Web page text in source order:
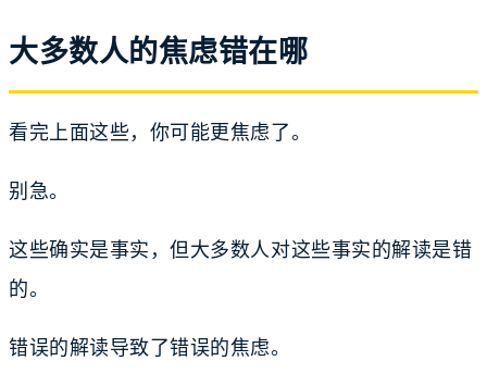
大多数人的焦虑错在哪
看完上面这些，你可能更焦虑了。
别急。
这些确实是事实，但大多数人对这些事实的解读是错
的。
错误的解读导致了错误的焦虑。